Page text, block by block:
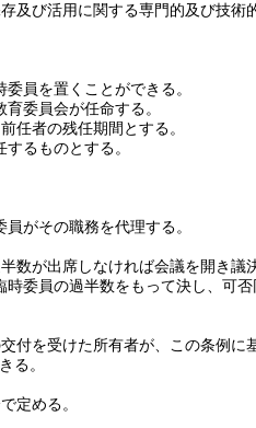
及び活用に関する専門的及び技
員を置くことができる。
委員会が任命する。
任者の残任期間とする。
るものとする。
がその職務を代理する。
数が出席しなければ会議を開き議
委員の過半数をもって決し、可
付を受けた所有者が、この条例
る。
定める。